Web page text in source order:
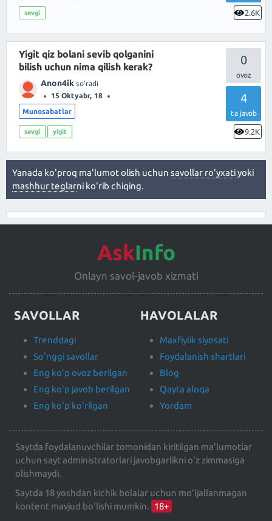
2.6K
sevgi
0
4
ta javob
9.2K
Yigit qiz bolani sevib qolganini
bilish uchun nima qilish kerak?
Anon4ik so'radi
15 Oktyabr, 18
Munosabatlar
sevgi yigit
Yanada ko'proq ma'lumot olish uchun savollar ro'yxatiyoki
mashhur teglarni ko'rib chiqing.
AskInfo
Onlayn savol-javob xizmati
SAVOLLAR
Trenddagi
So'nggi savollar
Eng ko'p ovoz berilgan
Eng ko'p javob berilgan
Eng ko'p ko'rilgan
HAVOLALAR
Maxfiylik siyosati
Foydalanish shartlari
Blog
Qayta aloqa
Yordam
Saytda foydalanuvchilar tomonidan kiritilgan ma'lumotlar
uchun sayt administratorlari javobgarlikni o'z zimmasiga
olishmaydi.
Saytda 18 yoshdan kichik bolalar uchun mo'ljallanmagan
kontent mavjud bo'lishi mumkin. 18+